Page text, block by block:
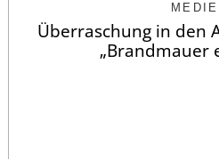
Überraschung in den
„Brandmauer